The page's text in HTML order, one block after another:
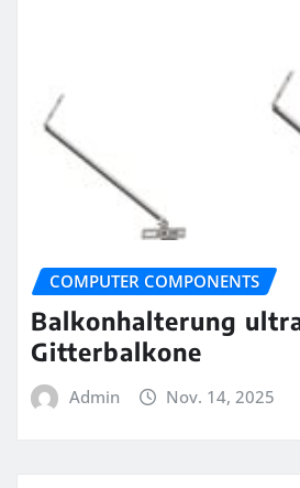
COMPUTER COMPONENTS
Balkonhalterung
Gitterbalkone
Admin Nov. 14, 2025